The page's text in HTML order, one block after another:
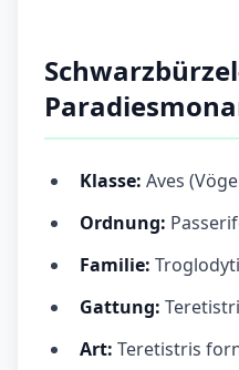
Klasse: Aves
Ordnung:
Familie:
Gattung:
Art: Teretistris